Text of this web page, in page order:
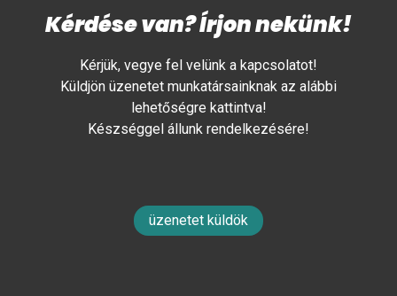
Kérdése van? Írjon nekünk!
Kérjük, vegye fel velünk a kapcsolatot!
Küldjön üzenetet munkatársainknak az alábbi
lehetőségre kattintva!
Készséggel állunk rendelkezésére!
üzenetet küldök